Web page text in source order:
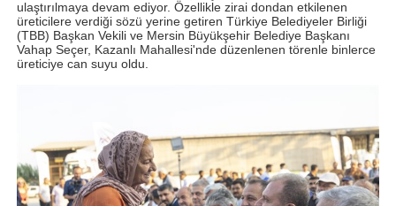
ulaştırılmaya devam ediyor. Özellikle zirai dondan etkilenen
üreticilere verdiği sözü yerine getiren Türkiye Belediyeler Birliği
(TBB) Başkan Vekili ve Mersin Büyükşehir Belediye Başkanı
Vahap Seçer, Kazanlı Mahallesi'nde düzenlenen törenle binlerce
üreticiye can suyu oldu.